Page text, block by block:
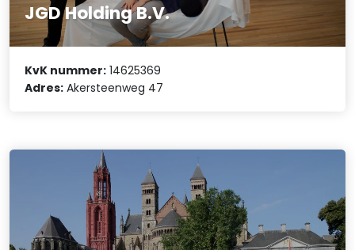
JGD Holding B.V.
KvK nummer: 14625369
Adres: Akersteenweg 47